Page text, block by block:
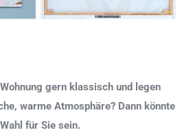
gern klassisch und legen
warme Atmosphäre? Dann könnte
für Sie sein.